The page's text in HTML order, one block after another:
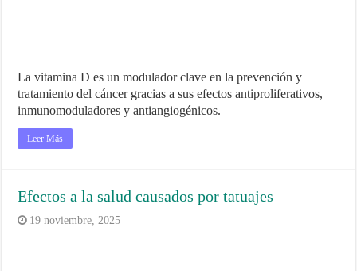
La vitamina D es un modulador clave en la prevención y
tratamiento del cáncer gracias a sus efectos antiproliferativos,
inmunomoduladores y antiangiogénicos.
Leer Más
Efectos a la salud causados por tatuajes
19 noviembre, 2025